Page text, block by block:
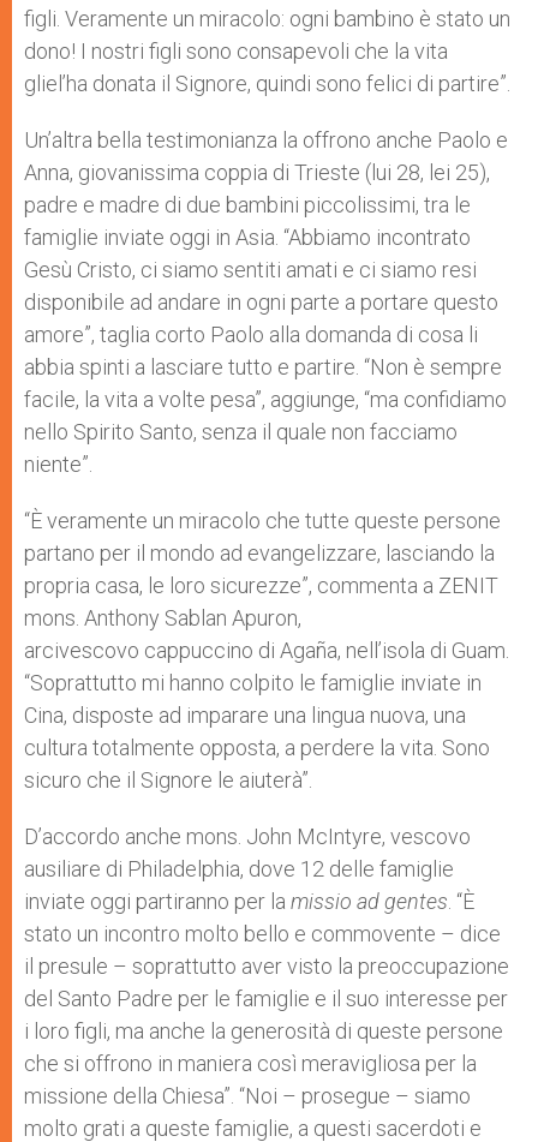
figli. Veramente un miracolo: ogni bambino è stato un
dono! I nostri figli sono consapevoli che la vita
gliel’ha donata il Signore, quindi sono felici di partire”.
Un’altra bella testimonianza la offrono anche Paolo e
Anna, giovanissima coppia di Trieste (lui 28, lei 25),
padre e madre di due bambini piccolissimi, tra le
famiglie inviate oggi in Asia. “Abbiamo incontrato
Gesù Cristo, ci siamo sentiti amati e ci siamo resi
disponibile ad andare in ogni parte a portare questo
amore”, taglia corto Paolo alla domanda di cosa li
abbia spinti a lasciare tutto e partire. “Non è sempre
facile, la vita a volte pesa”, aggiunge, “ma confidiamo
nello Spirito Santo, senza il quale non facciamo
niente”.
“È veramente un miracolo che tutte queste persone
partano per il mondo ad evangelizzare, lasciando la
propria casa, le loro sicurezze”, commenta a ZENIT
mons. Anthony Sablan Apuron,
arcivescovo cappuccino di Agaña, nell’isola di Guam.
“Soprattutto mi hanno colpito le famiglie inviate in
Cina, disposte ad imparare una lingua nuova, una
cultura totalmente opposta, a perdere la vita. Sono
sicuro che il Signore le aiuterà”.
D’accordo anche mons. John McIntyre, vescovo
ausiliare di Philadelphia, dove 12 delle famiglie
inviate oggi partiranno per la missio ad gentes . “È
stato un incontro molto bello e commovente – dice
il presule – soprattutto aver visto la preoccupazione
del Santo Padre per le famiglie e il suo interesse per
i loro figli, ma anche la generosità di queste persone
che si offrono in maniera così meravigliosa per la
missione della Chiesa”. “Noi – prosegue – siamo
molto grati a queste famiglie, a questi sacerdoti e